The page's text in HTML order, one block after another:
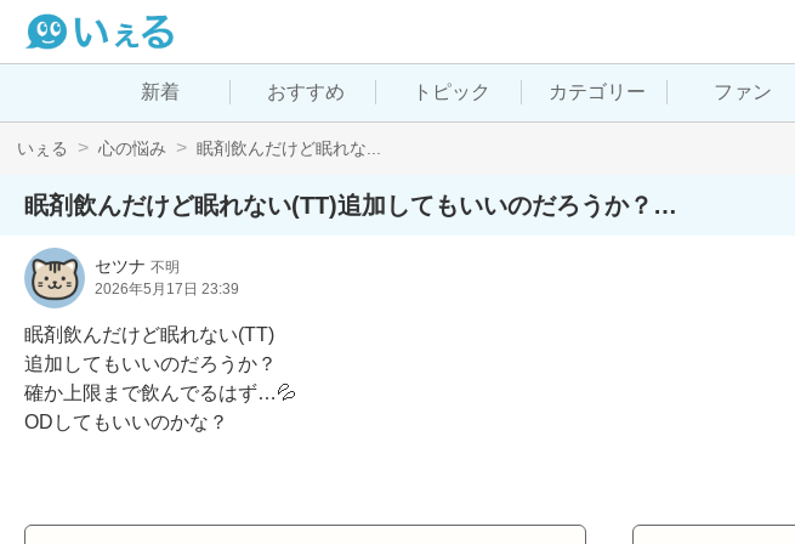
新着 おすすめ トピック カテゴリー ファン
いぇる 心の悩み 眠剤飲んだけど眠れな...
眠剤飲んだけど眠れない(TT)追加してもいいのだろうか？…
セツナ 不明
2026年5月17日 23:39
眠剤飲んだけど眠れない(TT)
追加してもいいのだろうか？
確か上限まで飲んでるはず…💦
ODしてもいいのかな？